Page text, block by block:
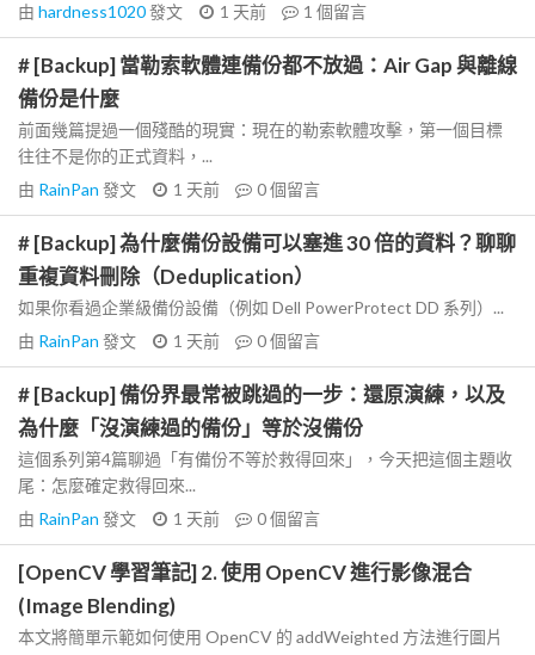
由 hardness1020發文 1 天前 1 個留言
# [Backup] 當勒索軟體連備份都不放過：Air Gap 與離線
備份是什麼
前面幾篇提過一個殘酷的現實：現在的勒索軟體攻擊，第一個目標
往往不是你的正式資料，...
由 RainPan 發文 1 天前 0個留言
# [Backup] 為什麼備份設備可以塞進 30 倍的資料？聊聊
重複資料刪除（Deduplication）
如果你看過企業級備份設備（例如 Dell PowerProtect DD 系列）...
由 RainPan 發文 1 天前 0個留言
# [Backup] 備份界最常被跳過的一步：還原演練，以及
為什麼「沒演練過的備份」等於沒備份
這個系列第4篇聊過「有備份不等於救得回來」，今天把這個主題收
尾：怎麼確定救得回來...
由 RainPan 發文 1 天前 0個留言
[OpenCV 學習筆記] 2. 使用 OpenCV 進行影像混合
(Image Blending)
本文將簡單示範如何使用 OpenCV 的 addWeighted 方法進行圖片